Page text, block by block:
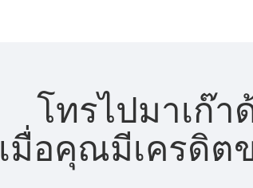
โทรไปมาเก๊า
เมื่อคุณมีเครดิต